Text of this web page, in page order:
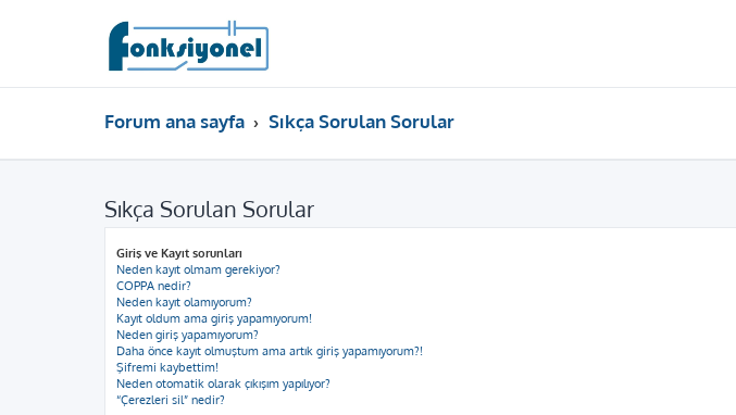
Forum ana sayfa Sıkça Sorulan Sorular
Sıkça Sorulan Sorular
Giriş ve Kayıt sorunları
Neden kayıt olmam gerekiyor?
COPPA nedir?
Neden kayıt olamıyorum?
Kayıt oldum ama giriş yapamıyorum!
Neden giriş yapamıyorum?
Daha önce kayıt olmuştum ama artık giriş yapamıyorum?!
Şifremi kaybettim!
Neden otomatik olarak çıkışım yapılıyor?
“Çerezleri sil” nedir?